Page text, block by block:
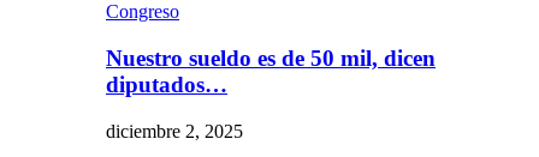
Congreso
Nuestro sueldo es de 50 mil, dicen
diputados…
diciembre 2, 2025